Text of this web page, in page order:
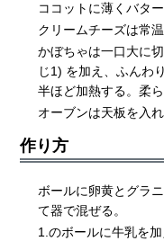
ココットに薄くバター
クリームチーズは常
かぼちゃは一口大に
じ1) を加え、ふんわ
半ほど加熱する。柔
オーブンは天板を入
作り方
ボールに卵黄とグラ
て器で混ぜる。
1.のボールに牛乳を